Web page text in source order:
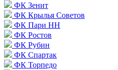
ФК Зенит
ФК Крылья Советов
ФК Пари НН
ФК Ростов
ФК Рубин
ФК Спартак
ФК Торпедо